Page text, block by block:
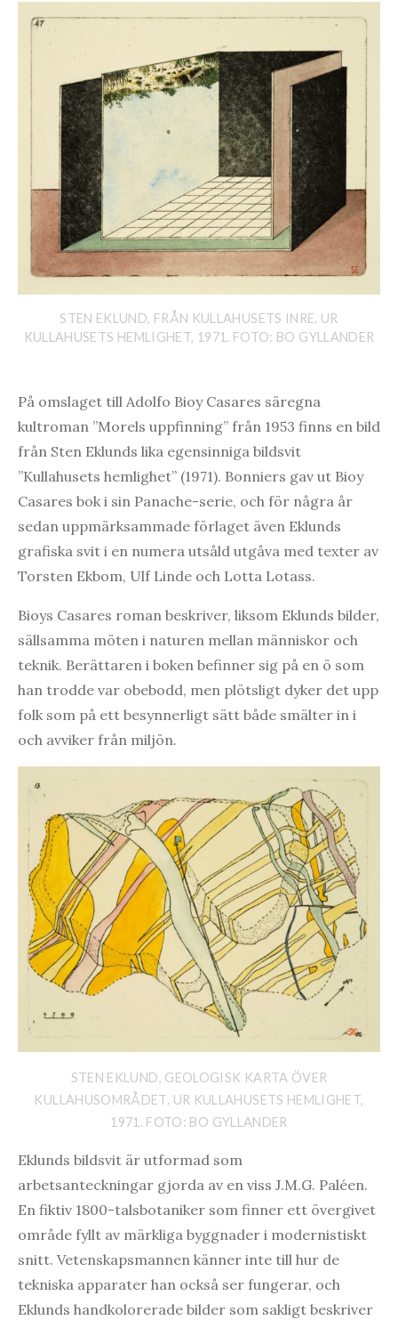
STEN EKLUND, FRÅN KULLAHUSETS INRE. UR
KULLAHUSETS HEMLIGHET, 1971. FOTO: BO GYLLANDER
På omslaget till Adolfo Bioy Casares säregna
kultroman ”Morels uppfinning” från 1953 finns en bild
från Sten Eklunds lika egensinniga bildsvit
”Kullahusets hemlighet” (1971). Bonniers gav ut Bioy
Casares bok i sin Panache-serie, och för några år
sedan uppmärksammade förlaget även Eklunds
grafiska svit i en numera utsåld utgåva med texter av
Torsten Ekbom, Ulf Linde och Lotta Lotass.
Bioys Casares roman beskriver, liksom Eklunds bilder,
sällsamma möten i naturen mellan människor och
teknik. Berättaren i boken befinner sig på en ö som
han trodde var obebodd, men plötsligt dyker det upp
folk som på ett besynnerligt sätt både smälter in i
och avviker från miljön.
STEN EKLUND, GEOLOGISK KARTA ÖVER
KULLAHUSOMRÅDET. UR KULLAHUSETS HEMLIGHET,
1971. FOTO: BO GYLLANDER
Eklunds bildsvit är utformad som
arbetsanteckningar gjorda av en viss J.M.G. Paléen.
En fiktiv 1800-talsbotaniker som finner ett övergivet
område fyllt av märkliga byggnader i modernistiskt
snitt. Vetenskapsmannen känner inte till hur de
tekniska apparater han också ser fungerar, och
Eklunds handkolorerade bilder som sakligt beskriver